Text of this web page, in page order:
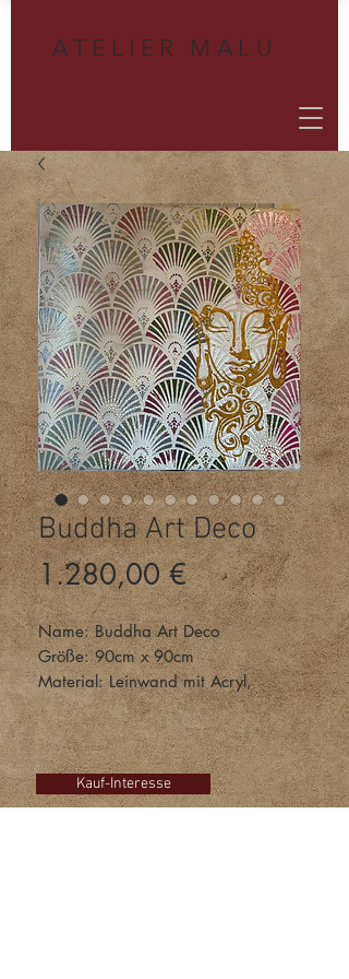
A TELIER MALU
Buddha Art Deco
1.280,00 €Preis
Name: Buddha Art Deco
Größe: 90cm x 90cm
Material: Leinwand mit Acryl,
Acrylgel, Facettenlack, Schlagmetall
Interesse am Kauf dieses Bildes?
Klicken Sie auf den Button und
schreiben Sie mir einfach eine E-
Mail!
Kauf-Interesse